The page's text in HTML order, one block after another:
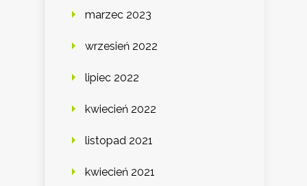
marzec 2023
wrzesień 2022
lipiec 2022
kwiecień 2022
listopad 2021
kwiecień 2021